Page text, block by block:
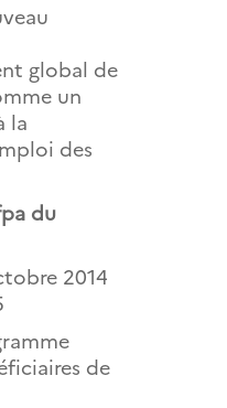
global de
un
la
des
du
2014
de